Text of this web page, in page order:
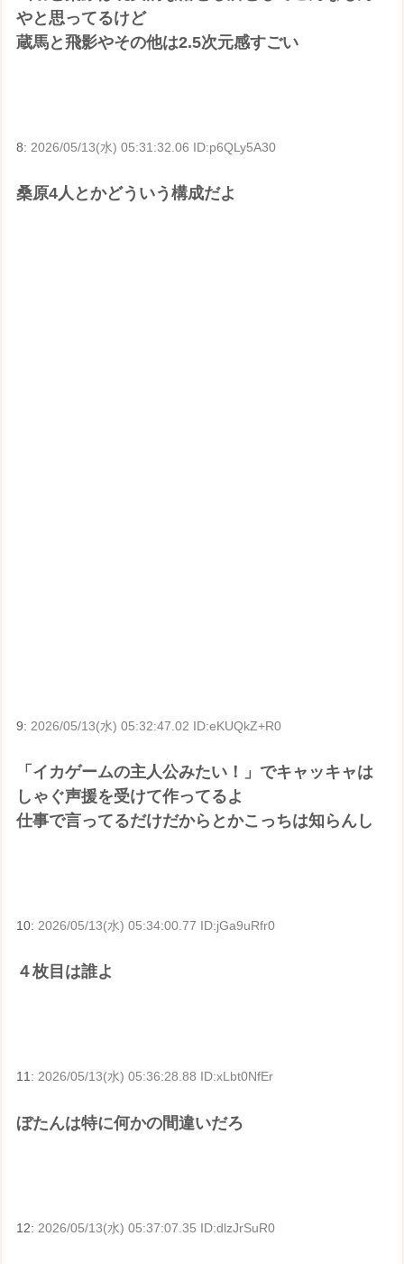
やと思ってるけど
蔵馬と飛影やその他は2.5次元感すごい
8: 2026/05/13(水) 05:31:32.06 ID:p6QLy5A30
桑原4人とかどういう構成だよ
9: 2026/05/13(水) 05:32:47.02 ID:eKUQkZ+R0
「イカゲームの主人公みたい！」でキャッキャは
しゃぐ声援を受けて作ってるよ
仕事で言ってるだけだからとかこっちは知らんし
10: 2026/05/13(水) 05:34:00.77 ID:jGa9uRfr0
４枚目は誰よ
11:2026/05/13(水) 05:36:28.88 ID:xLbt0NfEr
ぼたんは特に何かの間違いだろ
12: 2026/05/13(水) 05:37:07.35 ID:dlzJrSuR0